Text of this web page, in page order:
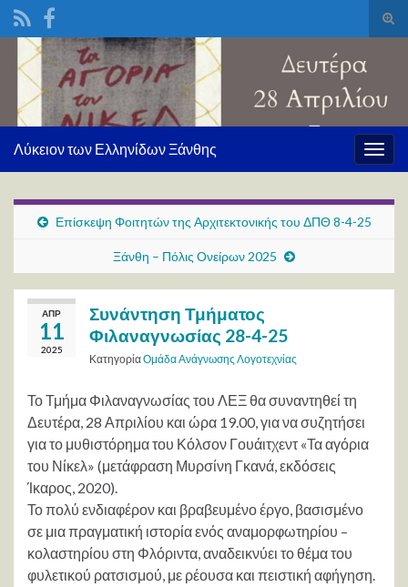
Search for:
Λύκειον των Ελληνίδων Ξάνθης
Επίσκεψη Φοιτητών της Αρχιτεκτονικής του ΔΠΘ 8-4-25
Ξάνθη – Πόλις Ονείρων 2025
ΑΠΡ
11
2025
Συνάντηση Τμήματος
Φιλαναγνωσίας 28-4-25
ΚατηγορίαΟμάδα Ανάγνωσης Λογοτεχνίας
Το Τμήμα Φιλαναγνωσίας του ΛΕΞ θα συναντηθεί τη
Δευτέρα, 28 Απριλίου και ώρα 19.00, για να συζητήσει
για το μυθιστόρημα του Κόλσον Γουάιτχεντ «Τα αγόρια
του Νίκελ» (μετάφραση Μυρσίνη Γκανά, εκδόσεις
Ίκαρος, 2020).
Το πολύ ενδιαφέρον και βραβευμένο έργο, βασισμένο
σε μια πραγματική ιστορία ενός αναμορφωτηρίου –
κολαστηρίου στη Φλόριντα, αναδεικνύει το θέμα του
φυλετικού ρατσισμού, με ρέουσα και πειστική αφήγηση.